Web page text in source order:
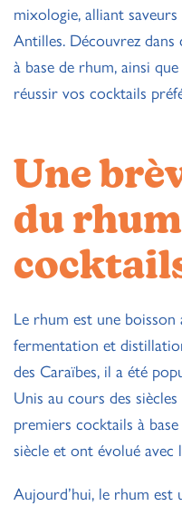
mixologie, alliant
Antilles. Découvrez dans
à base de rhum, ainsi
réussir vos cocktails
Une
du
Le rhum est une
fermentation et
des Caraïbes, il a été
Unis au cours des
premiers cocktails à
siècle et ont évolué avec
Aujourd’hui, le rhum est